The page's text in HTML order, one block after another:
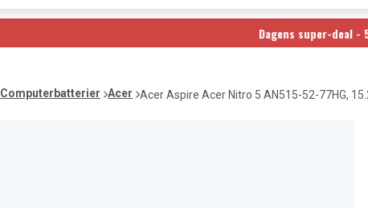
Dagens super-deal -
Computerbatterier Acer Acer Aspire Acer Nitro 5 AN515-52-77HG,